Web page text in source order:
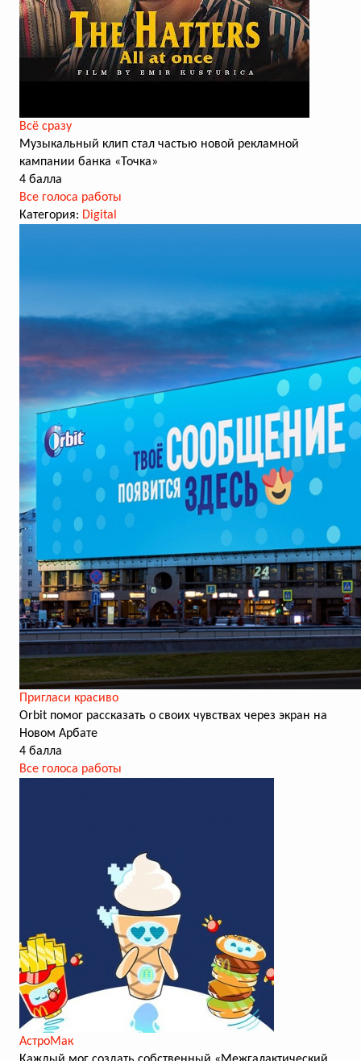
Всё сразу
Музыкальный клип стал частью новой рекламной
кампании банка «Точка»
4 балла
Все голоса работы
Категория: Digital
Пригласи красиво
Orbit помог рассказать о своих чувствах через экран на
Новом Арбате
4 балла
Все голоса работы
АстроМак